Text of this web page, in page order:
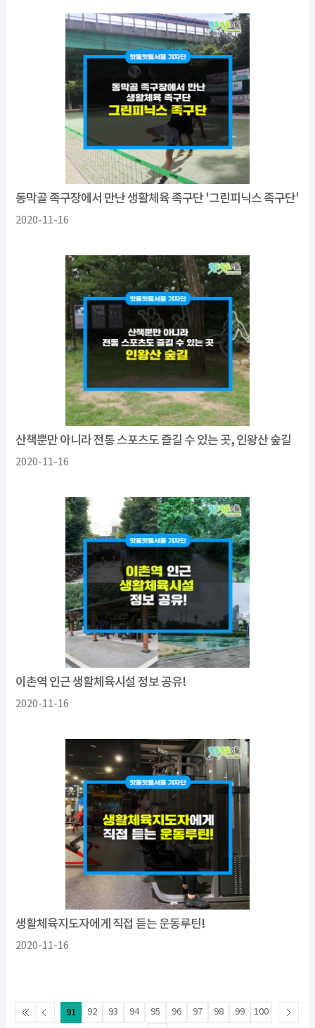
동막골 족구장에서 만난 생활체육 족구단 '그린피닉스 족구단'
2020-11-16
산책뿐만 아니라 전통 스포츠도 즐길 수 있는 곳, 인왕산 숲길
2020-11-16
이촌역 인근 생활체육시설 정보 공유!
2020-11-16
생활체육지도자에게 직접 듣는 운동루틴!
2020-11-16
91 92 93 94 95 96 97 98 99 100